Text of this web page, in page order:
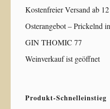
Kostenfreier Versand ab
Osterangebot – Prickelnd
GIN THOMIC 77
Weinverkauf ist geöffnet
Produkt-Schnelleinstieg